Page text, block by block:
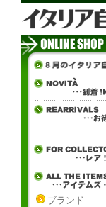
ブランド